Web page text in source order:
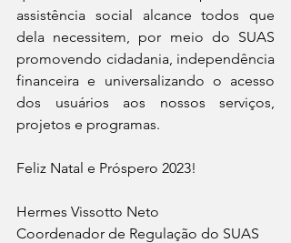
assistência social alcance todos que
dela necessitem, por meio do SUAS
promovendo cidadania, independência
financeira e universalizando o acesso
dos usuários aos nossos serviços,
projetos e programas.
Feliz Natal e Próspero 2023!
Hermes Vissotto Neto
Coordenador de Regulação do SUAS